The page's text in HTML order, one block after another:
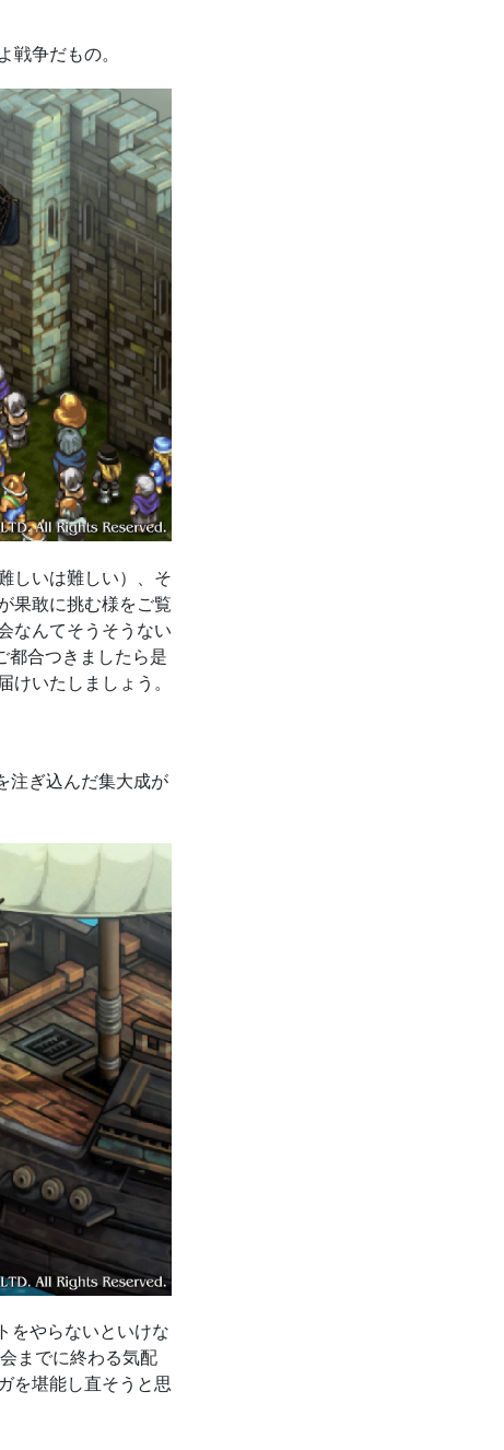
戦争だもの。
しいは難しい）、そ
果敢に挑む様をご覧
なんてそうそうない
都合つきましたら是
いたしましょう。
注ぎ込んだ集大成が
をやらないといけな
までに終わる気配
を堪能し直そうと思